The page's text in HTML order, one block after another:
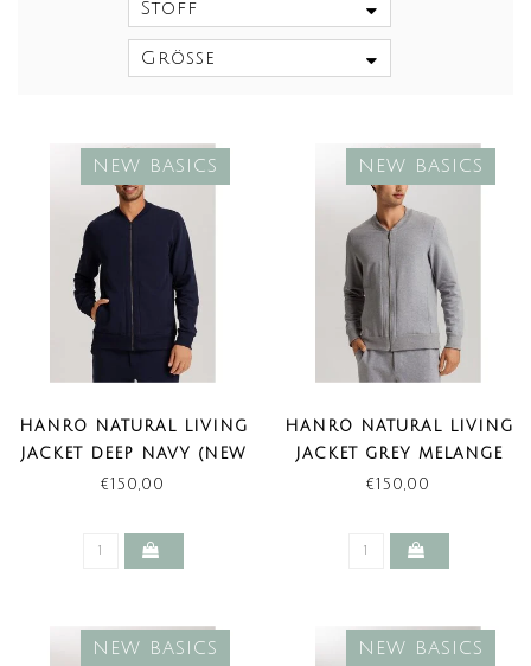
Stoff
Größe
NEW BASICS
HANRO NATURAL LIVING
JACKET DEEP NAVY (NEW
BASICS)
€150,00
NEW BASICS
HANRO NATURAL LIVING
JACKET GREY MELANGE
(NEW BASICS)
€150,00
NEW BASICS NEW BASICS